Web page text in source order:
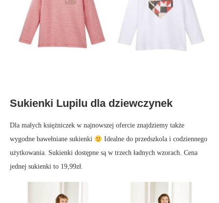
Sukienki Lupilu dla dziewczynek
Dla małych księżniczek w najnowszej ofercie znajdziemy także
wygodne bawełniane sukienki
Idealne do przedszkola i codziennego
użytkowania. Sukienki dostępne są w trzech ładnych wzorach. Cena
jednej sukienki to 19,99zł.